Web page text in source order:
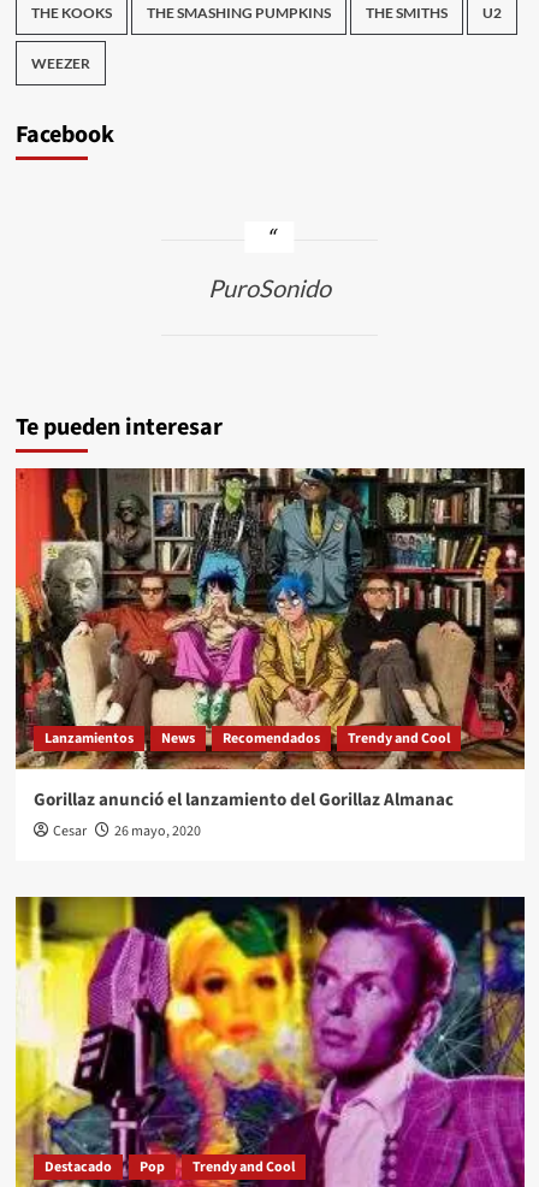
THE KOOKS THE SMASHING PUMPKINS THE SMITHS U2
WEEZER
Facebook
PuroSonido
Te pueden interesar
Lanzamientos News Recomendados Trendy and Cool
Gorillaz anunció el lanzamiento del Gorillaz Almanac
Cesar 26 mayo, 2020
Destacado Pop Trendy and Cool